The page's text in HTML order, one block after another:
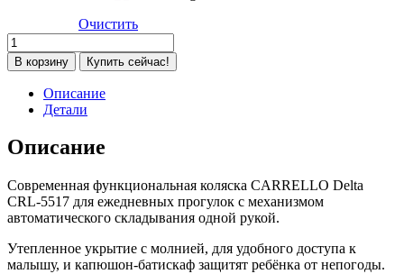
Очистить
Количество
товара
Детская
прогулочная
коляска
Carrello
Delta
CRL-
Wheat
Beige
В корзину Купить сейчас!
Описание
Детали
Описание
Современная функциональная коляска CARRELLO Delta
CRL-5517 для ежедневных прогулок с механизмом
автоматического складывания одной рукой.
Утепленное укрытие с молнией, для удобного доступа к
малышу, и капюшон-батискаф защитят ребёнка от непогоды.